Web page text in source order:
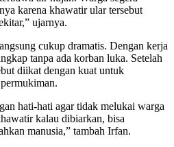
karena khawatir ular tersebut
ujarnya.
cukup dramatis. Dengan kerja
tanpa ada korban luka. Setelah
diikat dengan kuat untuk
hati-hati agar tidak melukai warga
kalau dibiarkan, bisa
manusia,” tambah Irfan.